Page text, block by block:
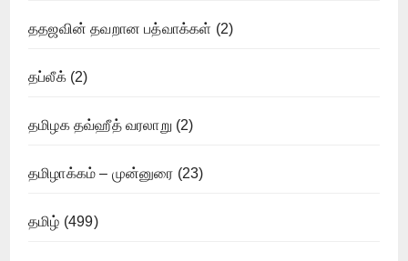
ததஜவின் தவறான பத்வாக்கள் (2)
தப்லீக்(2)
தமிழக தவ்ஹீத் வரலாறு (2)
தமிழாக்கம் – முன்னுரை (23)
தமிழ் (499)